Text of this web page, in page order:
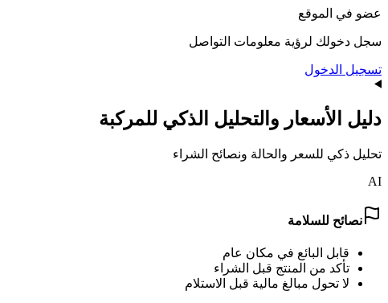
عضو في الموقع
سجل دخولك لرؤية معلومات التواصل
تسجيل الدخول
دليل الأسعار والتحليل الذكي للمركبة
تحليل ذكي للسعر والحالة ونصائح الشراء
AI
نصائح للسلامة
قابل البائع في مكان عام
تأكد من المنتج قبل الشراء
لا تحول مبالغ مالية قبل الاستلام